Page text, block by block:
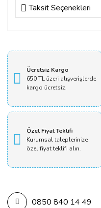
Bu ürüne
Taksit Seçenekleri
Ücretsiz Kargo
650 TL üzeri alışverişlerde
kargo ücretsiz.
Özel Fiyat Teklifi
Kurumsal taleplerinize
özel fiyat teklifi alın.
0850 840 14 49